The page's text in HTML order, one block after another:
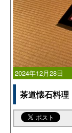
2024年12月28日
茶道懐石料理